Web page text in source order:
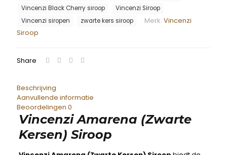
Vincenzi Black Cherry siroop
Vincenzi Siroop
Vincenzi siropen
zwarte kers siroop Merk: Vincenzi
Siroop
Share
Beschrijving
Aanvullende informatie
Beoordelingen 0
Vincenzi Amarena (Zwarte
Kersen) Siroop